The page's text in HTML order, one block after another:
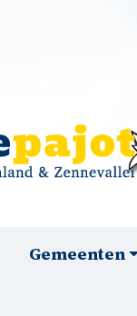
Gemeenten